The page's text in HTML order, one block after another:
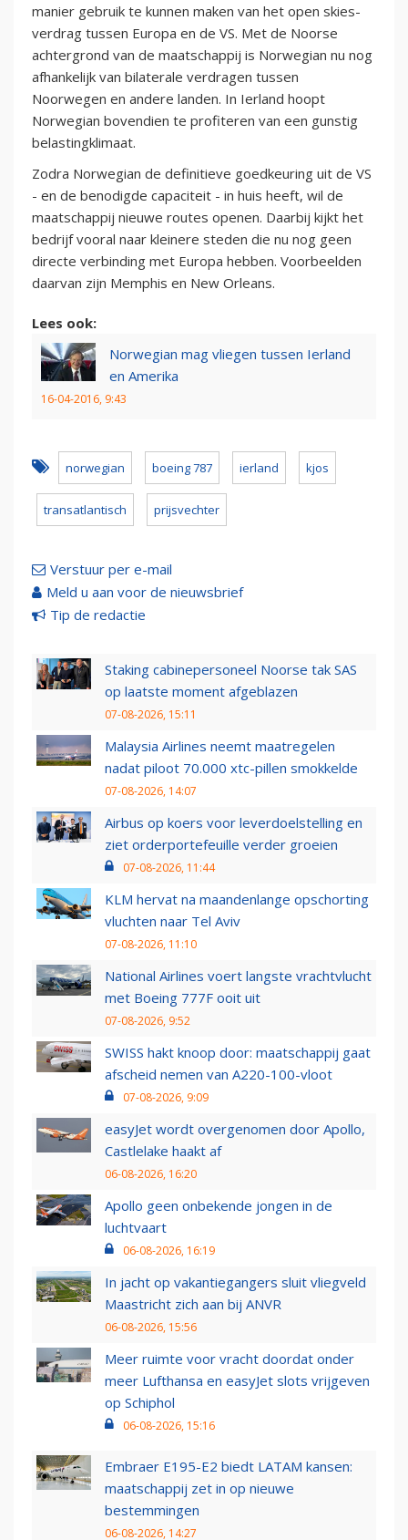
manier gebruik te kunnen maken van het open skies-
verdrag tussen Europa en de VS. Met de Noorse
achtergrond van de maatschappij is Norwegian nu nog
afhankelijk van bilaterale verdragen tussen
Noorwegen en andere landen. In Ierland hoopt
Norwegian bovendien te profiteren van een gunstig
belastingklimaat.
Zodra Norwegian de definitieve goedkeuring uit de VS
- en de benodigde capaciteit - in huis heeft, wil de
maatschappij nieuwe routes openen. Daarbij kijkt het
bedrijf vooral naar kleinere steden die nu nog geen
directe verbinding met Europa hebben. Voorbeelden
daarvan zijn Memphis en New Orleans.
Lees ook:
Norwegian mag vliegen tussen Ierland
en Amerika
16-04-2016, 9:43
norwegian boeing 787 ierland kjos
transatlantisch prijsvechter
Verstuur per e-mail
Meld u aan voor de nieuwsbrief
Tip de redactie
Staking cabinepersoneel Noorse tak SAS
op laatste moment afgeblazen
07-08-2026, 15:11
Malaysia Airlines neemt maatregelen
nadat piloot 70.000 xtc-pillen smokkelde
07-08-2026, 14:07
Airbus op koers voor leverdoelstelling en
ziet orderportefeuille verder groeien
07-08-2026, 11:44
KLM hervat na maandenlange opschorting
vluchten naar Tel Aviv
07-08-2026, 11:10
National Airlines voert langste vrachtvlucht
met Boeing 777F ooit uit
07-08-2026, 9:52
SWISS hakt knoop door: maatschappij gaat
afscheid nemen van A220-100-vloot
07-08-2026, 9:09
easyJet wordt overgenomen door Apollo,
Castlelake haakt af
06-08-2026, 16:20
Apollo geen onbekende jongen in de
luchtvaart
06-08-2026, 16:19
In jacht op vakantiegangers sluit vliegveld
Maastricht zich aan bij ANVR
06-08-2026, 15:56
Meer ruimte voor vracht doordat onder
meer Lufthansa en easyJet slots vrijgeven
op Schiphol
06-08-2026, 15:16
Embraer E195-E2 biedt LATAM kansen:
maatschappij zet in op nieuwe
bestemmingen
06-08-2026, 14:27